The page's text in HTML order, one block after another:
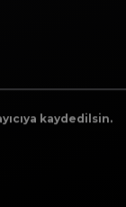
kaydedilsin.